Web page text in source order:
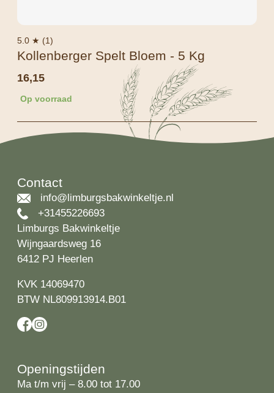
5.0 ★ (1)
Kollenberger Spelt Bloem - 5 Kg
16,15
Op voorraad
Contact
info@limburgsbakwinkeltje.nl
+31455226693
Limburgs Bakwinkeltje
Wijngaardsweg 16
6412 PJ Heerlen
KVK 14069470
BTW NL809913914.B01
Openingstijden
Ma t/m vrij – 8.00 tot 17.00